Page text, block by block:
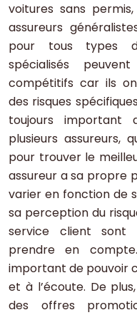
voitures sans
assureurs
pour tous types
spécialisés
compétitifs car ils
des risques
toujours
plusieurs assureurs,
pour trouver le
assureur a sa propre
varier en fonction de
sa perception du
service client sont
prendre en
important de pouvoir
et à l’écoute. De
des offres